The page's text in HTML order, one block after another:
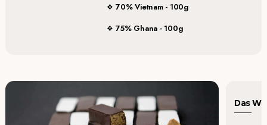
70% Vietnam - 100g
75% Ghana - 100g
Das